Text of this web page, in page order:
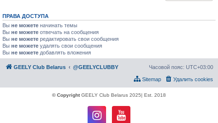
ПРАВА ДОСТУПА
Вы не можете начинать темы
Вы не можете отвечать на сообщения
Вы не можете редактировать свои сообщения
Вы не можете удалять свои сообщения
Вы не можете добавлять вложения
GEELY Club Belarus @GEELYCLUBBY Часовой пояс: UTC+03:00
Удалить cookies
Sitemap
© CopyrightGEELY Club Belarus 2025| Est. 2018